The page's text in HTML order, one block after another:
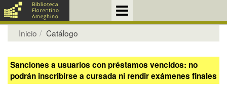
Inicio Catálogo
Sanciones a usuarios con préstamos vencidos: no
podrán inscribirse a cursada ni rendir exámenes finales